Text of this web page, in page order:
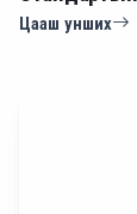
Цааш унших